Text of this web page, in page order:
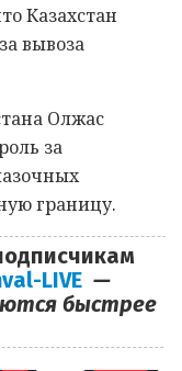
Казахстан
вывоза
Олжас
за
границу.
LIVE —
быстрее